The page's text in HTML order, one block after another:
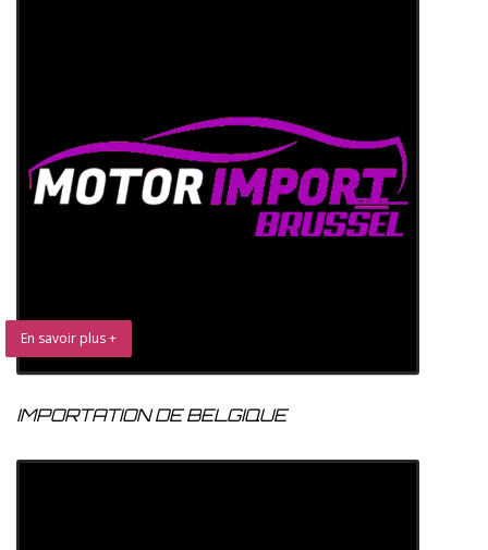
En savoir plus +
IMPORTATION DE BELGIQUE